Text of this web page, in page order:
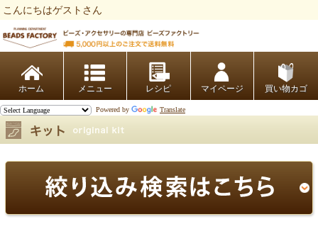
こんにちはゲストさん
ホーム レシピ マイページ 買い物カゴ
Powered by Translate